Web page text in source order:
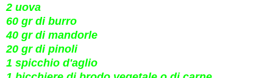
2 uova
60 gr di burro
40 gr di mandorle
20 gr di pinoli
1 spicchio d'aglio